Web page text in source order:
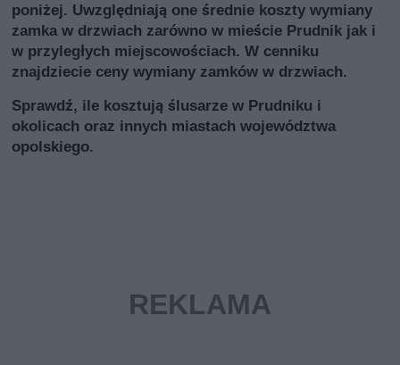
poniżej. Uwzględniają one średnie koszty wymiany
zamka w drzwiach zarówno w mieście Prudnik jak i
w przyległych miejscowościach. W cenniku
znajdziecie ceny wymiany zamków w drzwiach.
Sprawdź, ile kosztują ślusarze w Prudniku i
okolicach oraz innych miastach województwa
opolskiego.